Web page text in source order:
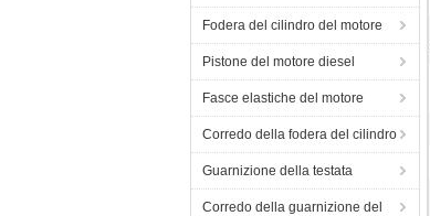
Fodera del cilindro del motore
Pistone del motore diesel
Fasce elastiche del motore
Corredo della fodera del cilindro
Guarnizione della testata
Corredo della guarnizione del